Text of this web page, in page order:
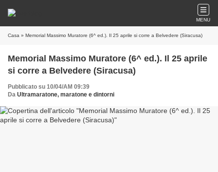
MENU
Casa » Memorial Massimo Muratore (6^ ed.). Il 25 aprile si corre a Belvedere (Siracusa)
Memorial Massimo Muratore (6^ ed.). Il 25 aprile
si corre a Belvedere (Siracusa)
Pubblicato su 10/04/AM 09:39
Da Ultramaratone, maratone e dintorni